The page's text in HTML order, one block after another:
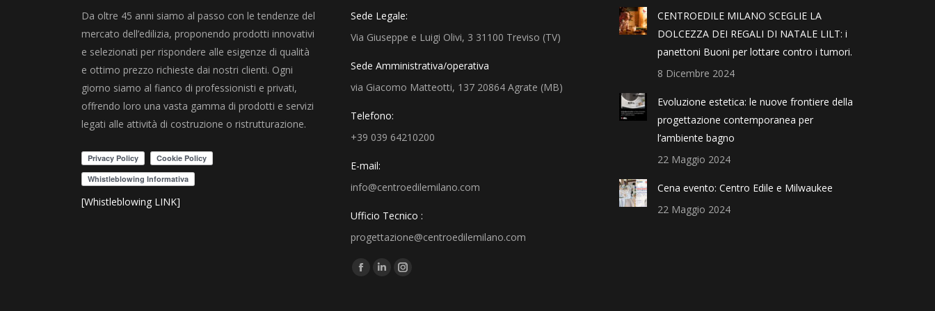
Da oltre 45 anni siamo al passo con le tendenze del
mercato dell’edilizia, proponendo prodotti innovativi
e selezionati per rispondere alle esigenze di qualità
e ottimo prezzo richieste dai nostri clienti. Ogni
giorno siamo al fianco di professionisti e privati,
offrendo loro una vasta gamma di prodotti e servizi
legati alle attività di costruzione o ristrutturazione.
[Whistleblowing LINK]
Sede Legale:
Via Giuseppe e Luigi Olivi, 3 31100 Treviso (TV)
Sede Amministrativa/operativa
via Giacomo Matteotti, 137 20864 Agrate (MB)
Telefono:
+39 039 64210200
E-mail:
info@centroedilemilano.com
Ufficio Tecnico :
progettazione@centroedilemilano.com
Find us on:
CENTROEDILE MILANO SCEGLIE LA
DOLCEZZA DEI REGALI DI NATALE LILT: i
panettoni Buoni per lottare contro i tumori.
8 Dicembre 2024
Evoluzione estetica: le nuove frontiere della
progettazione contemporanea per
l’ambiente bagno
22 Maggio 2024
Cena evento: Centro Edile e Milwaukee
22 Maggio 2024